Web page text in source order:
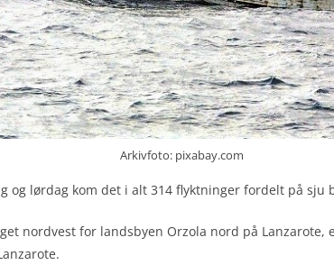
Arkivfoto: pixabay.com
og lørdag kom det i alt 314 flyktninger fordelt på sju
nordvest for landsbyen Orzola nord på